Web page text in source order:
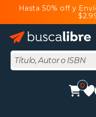
Hasta 50% off y
0